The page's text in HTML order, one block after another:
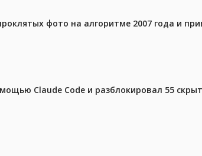
фото на алгоритме 2007 года и
Claude Code и разблокировал 55